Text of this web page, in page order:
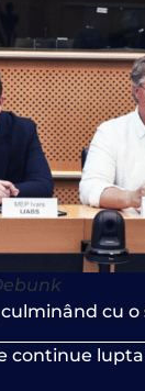
cu
continue